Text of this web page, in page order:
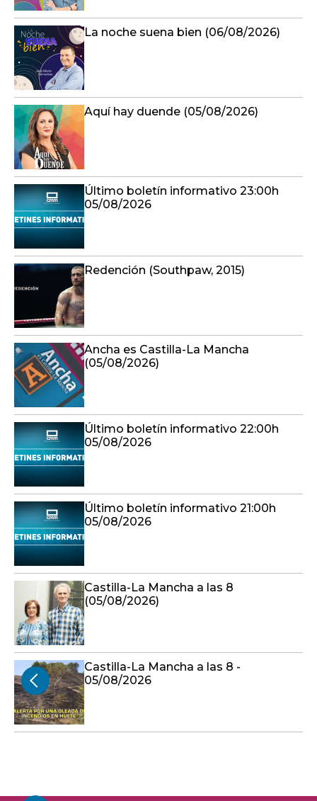
La noche suena bien (06/08/2026)
Aquí hay duende (05/08/2026)
Último boletín informativo 23:00h
05/08/2026
Redención (Southpaw, 2015)
Ancha es Castilla-La Mancha
(05/08/2026)
Último boletín informativo 22:00h
05/08/2026
Último boletín informativo 21:00h
05/08/2026
Castilla-La Mancha a las 8
(05/08/2026)
Castilla-La Mancha a las 8 -
05/08/2026